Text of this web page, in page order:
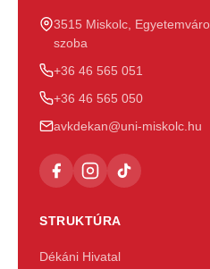
3515 Miskolc,
szoba
+36 46 565 051
+36 46 565 050
avkdekan@uni-miskolc.hu
STRUKTÚRA
Dékáni Hivatal